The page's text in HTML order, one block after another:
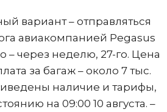
вариант – отправляться
авиакомпанией Pegasus
– через неделю, 27-го. Цена
за багаж – около 7 тыс.
наличие и тарифы,
на 09:00 10 августа. –